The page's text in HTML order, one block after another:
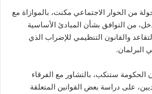
من الحوار الاجتماعي مكنت، بالموازاة مع
من التوافق بشأن المبادئ الأساسية
والقانون التنظيمي للإضراب الذي
البرلمان.
الحكومة ستنكب، بالتشاور مع الفرقاء
على دراسة بعض القوانين المتعلقة